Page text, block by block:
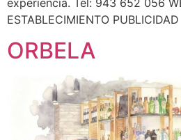
ESTABLECIMIENTO PUBLICIDAD
ORBELA